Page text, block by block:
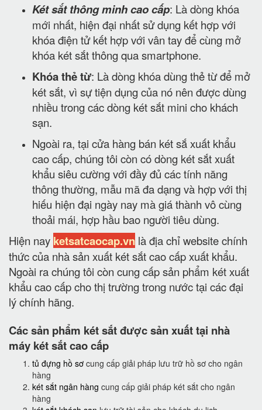
Két sắt thông minh cao cấp: Là dòng khóa
mới nhất, hiện đại nhất sử dụng kết hợp với
khóa điện tử kết hợp với vân tay để cùng mở
khóa két sắt thông qua smartphone.
Khóa thẻ từ: Là dòng khóa dùng thẻ từ để mở
két sắt, vì sự tiện dụng của nó nên được dùng
nhiều trong các dòng két sắt mini cho khách
sạn.
Ngoài ra, tại cửa hàng bán két sắ xuất khẩu
cao cấp, chúng tôi còn có dòng két sắt xuất
khẩu siêu cường với đầy đủ các tính năng
thông thường, mẫu mã đa dạng và hợp với thị
hiếu hiện đại ngày nay mà giá thành vô cùng
thoải mái, hợp hầu bao người tiêu dùng.
Hiện nay ketsatcaocap.vn là địa chỉ website chính
thức của nhà sản xuất két sắt cao cấp xuất khẩu.
Ngoài ra chúng tôi còn cung cấp sản phẩm két xuất
khẩu cao cấp cho thị trường trong nước tại các đại
lý chính hãng.
Các sản phẩm két sắt được sản xuất tại nhà
máy két sắt cao cấp
tủ đựng hồ sơ cung cấp giải pháp lưu trữ hồ sơ cho ngân
hàng
két sắt ngân hàng cung cấp giải pháp két sắt cho ngân
hàng